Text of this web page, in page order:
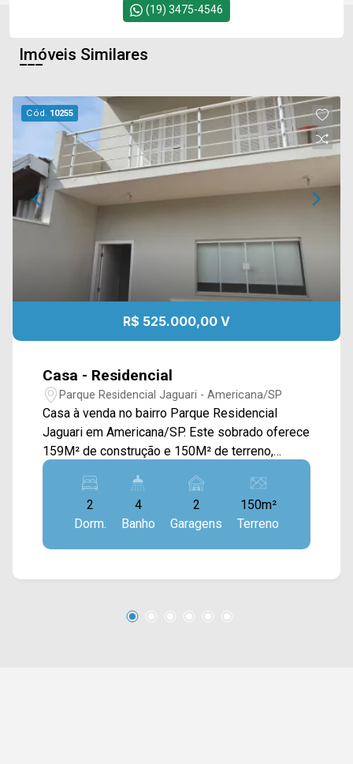
(19) 3475-4546
Imóveis Similares
Cód. 10255
R$ 525.000,00 V
Casa - Residencial
Parque Residencial Jaguari - Americana/SP
Casa à venda no bairro Parque Residencial
Jaguari em Americana/SP. Este sobrado oferece
159M² de construção e 150M² de terreno,
contando com ampla sala de estar e de jantar
integradas, cozinha toda planejada, espaço
gourmet com churrasqueira e área de serviço
externa. 02 suítes com sacada; 04 banheiros,
sendo 01 externo e 01 lavabo; 02 vagas de
Compositor, Av. Santa Cecília, Rua São Vito Av.
São Vicente, escola Profª. Maria Nilde
2
Dorm.
4
Banho
2
Garagens
150m²
Terreno